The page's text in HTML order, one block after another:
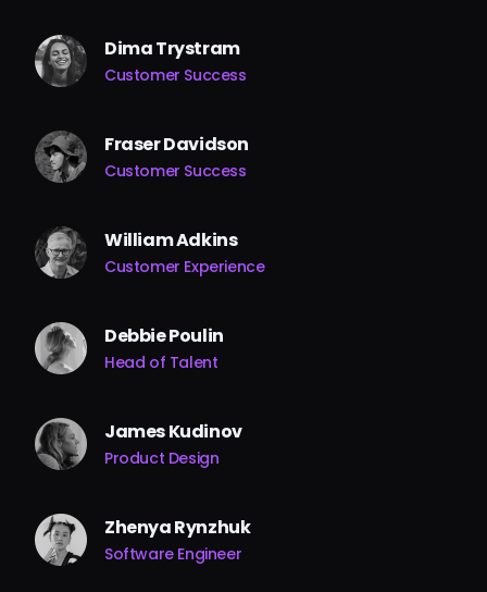
Dima Trystram
Customer Success
Fraser Davidson
Customer Success
William Adkins
Customer Experience
Debbie Poulin
Head of Talent
James Kudinov
Product Design
Zhenya Rynzhuk
Software Engineer